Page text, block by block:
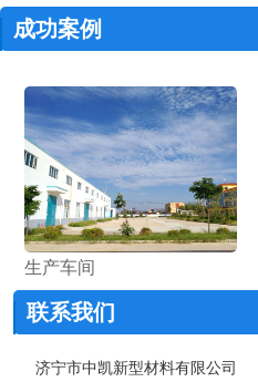
成功案例
生产车间
联系我们
济宁市中凯新型材料有限公司